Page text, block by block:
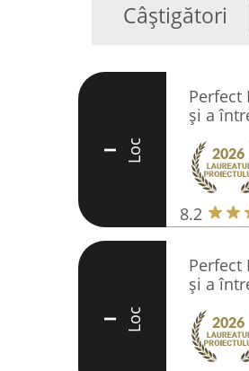
Câștigători
I Loc
și a
8.2
I Loc
și a